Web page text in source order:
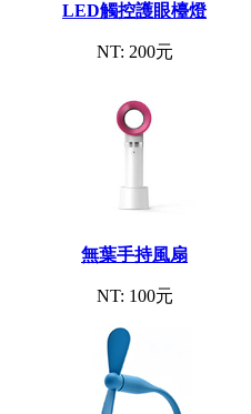
LED觸控護眼檯燈
NT: 200元
無葉手持風扇
NT: 100元